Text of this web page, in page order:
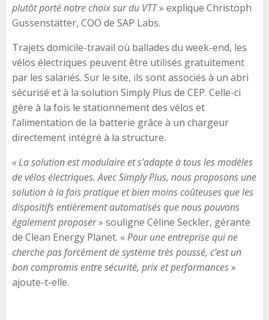
plutôt porté notre choix sur du VTT» explique Christoph
Gussenstätter, COO de SAP Labs.
Trajets domicile-travail où ballades du week-end, les
vélos électriques peuvent être utilisés gratuitement
par les salariés. Sur le site, ils sont associés à un abri
sécurisé et à la solution Simply Plus de CEP. Celle-ci
gère à la fois le stationnement des vélos et
l’alimentation de la batterie grâce à un chargeur
directement intégré à la structure.
« La solution est modulaire et s’adapte à tous les modèles
de vélos électriques. Avec Simply Plus, nous proposons une
solution à la fois pratique et bien moins coûteuses que les
dispositifs entièrement automatisés que nous pouvons
également proposer» souligne Céline Seckler, gérante
de Clean Energy Planet. «Pour une entreprise qui ne
cherche pas forcément de système très poussé, c’est un
bon compromis entre sécurité, prix et performances»
ajoute-t-elle.